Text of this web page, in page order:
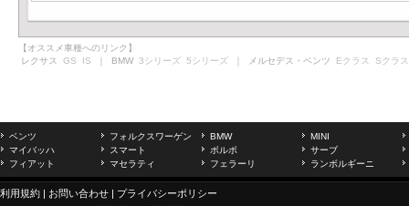
【オススメ車種へのリンク】
レクサス GS IS ｜ BMW 3シリーズ 5シリーズ ｜ メルセデス・ベンツ Eクラス Sクラス
ベンツ フォルクスワーゲン BMW
MINI
マイバッハ
スマート ボルボ
サーブ
フィアット
マセラティ フェラーリ ランボルギーニ
利用規約 | お問い合わせ | プライバシーポリシー